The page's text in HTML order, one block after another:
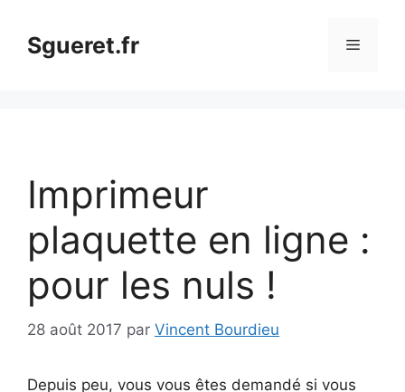
contenuSgueret.fr Menu
Imprimeur
plaquette en ligne :
pour les nuls !
28 août 2017 par Vincent Bourdieu
Depuis peu, vous vous êtes demandé si vous